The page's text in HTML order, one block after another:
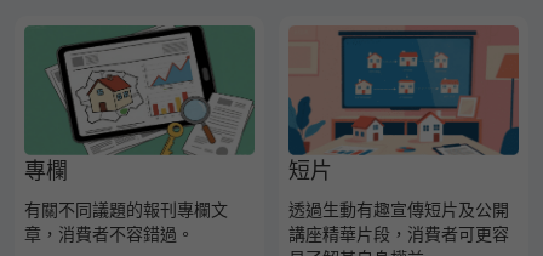
專欄
有關不同議題的報刊專欄文
章，消費者不容錯過。
短片
透過生動有趣宣傳短片及公開
講座精華片段，消費者可更容